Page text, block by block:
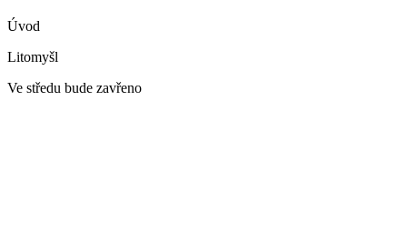
Úvod
Litomyšl
Ve středu bude zavřeno